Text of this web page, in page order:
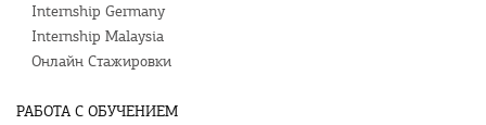
Internship Germany
Internship Malaysia
Онлайн Стажировки
РАБОТА С ОБУЧЕНИЕМ